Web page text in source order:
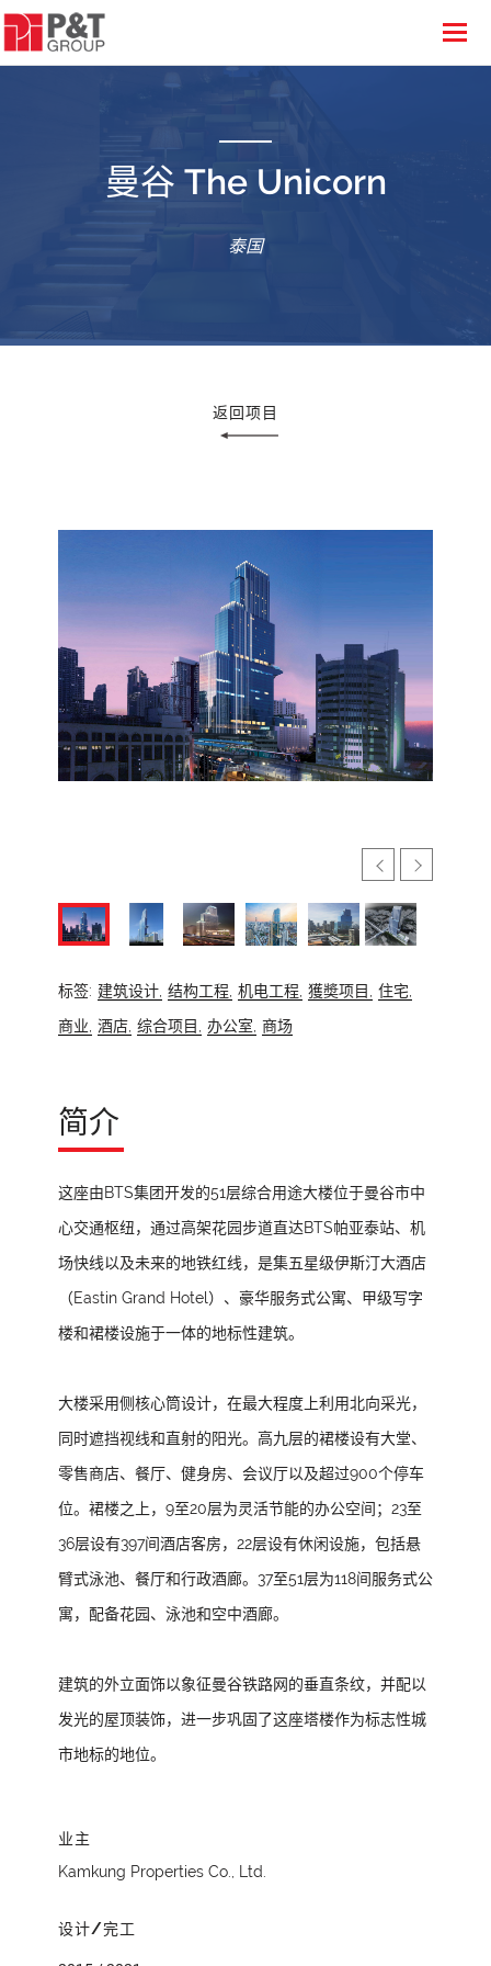
曼谷 The Unicorn
泰国
返回项目
标签: 建筑设计, 结构工程, 机电工程, 獲奬项目,
住宅,
商业, 酒店, 综合项目, 办公室, 商场
简介
这座由BTS集团开发的51层综合用途大楼位于曼谷市中
心交通枢纽，通过高架花园步道直达BTS帕亚泰站、机
场快线以及未来的地铁红线，是集五星级伊斯汀大酒店
（Eastin Grand Hotel）、豪华服务式公寓、甲级写字
楼和裙楼设施于一体的地标性建筑。
大楼采用侧核心筒设计，在最大程度上利用北向采光，
同时遮挡视线和直射的阳光。高九层的裙楼设有大堂、
零售商店、餐厅、健身房、会议厅以及超过900个停车
位。裙楼之上，9至20层为灵活节能的办公空间；23至
36层设有397间酒店客房，22层设有休闲设施，包括悬
臂式泳池、餐厅和行政酒廊。37至51层为118间服务式公
寓，配备花园、泳池和空中酒廊。
建筑的外立面饰以象征曼谷铁路网的垂直条纹，并配以
发光的屋顶装饰，进一步巩固了这座塔楼作为标志性城
市地标的地位。
业主
Kamkung Properties Co., Ltd.
设计/完工